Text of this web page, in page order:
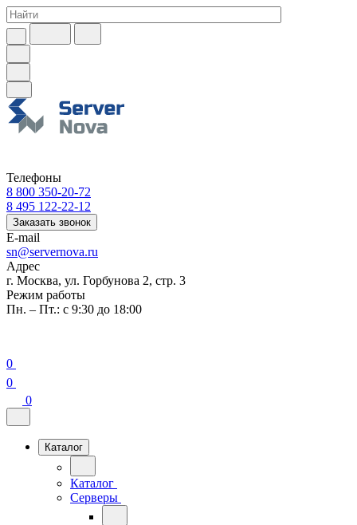
Телефоны
8 800 350-20-72
8 495 122-22-12
Заказать звонок
E-mail
sn@servernova.ru
Адрес
г. Москва, ул. Горбунова 2, стр. 3
Режим работы
Пн. – Пт.: с 9:30 до 18:00
0
0
0
Каталог
Каталог
Серверы